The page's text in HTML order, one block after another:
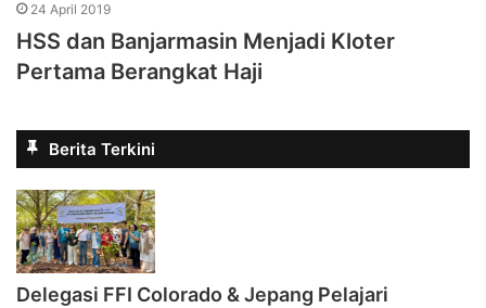
24 April 2019
HSS dan Banjarmasin Menjadi Kloter
Pertama Berangkat Haji
Berita Terkini
Delegasi FFI Colorado & Jepang Pelajari